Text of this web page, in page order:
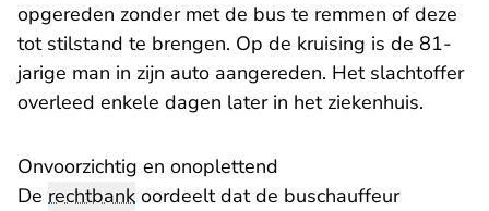
opgereden zonder met de bus te remmen of deze
tot stilstand te brengen. Op de kruising is de 81-
jarige man in zijn auto aangereden. Het slachtoffer
overleed enkele dagen later in het ziekenhuis.
Onvoorzichtig en onoplettend
De rechtbank oordeelt dat de buschauffeur